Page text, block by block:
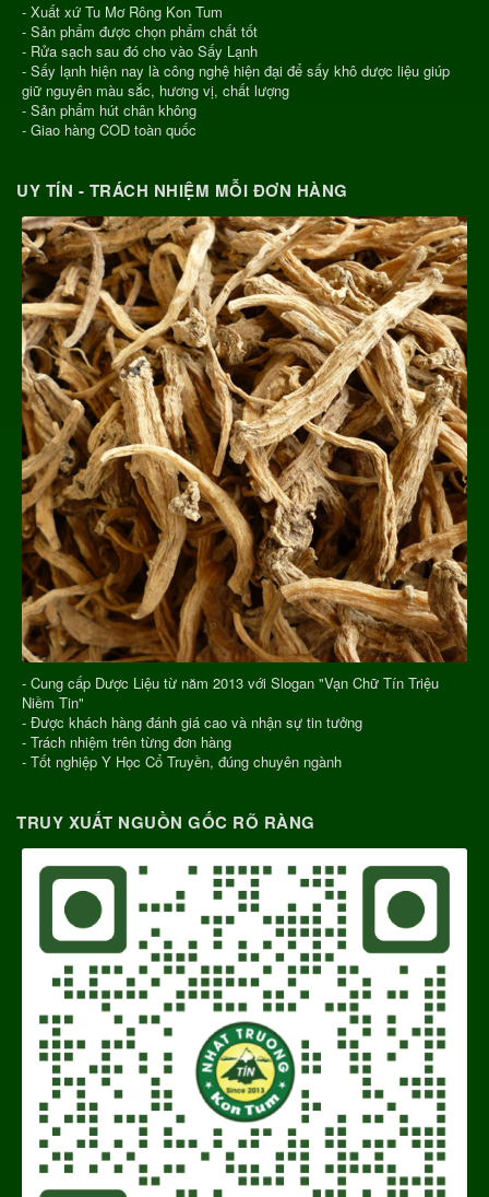
- Xuất xứ Tu Mơ Rông Kon Tum
- Sản phẩm được chọn phẩm chất tốt
- Rửa sạch sau đó cho vào Sấy Lạnh
- Sấy lạnh hiện nay là công nghệ hiện đại để sấy khô dược liệu giúp
giữ nguyên màu sắc, hương vị, chất lượng
- Sản phẩm hút chân không
- Giao hàng COD toàn quốc
UY TÍN - TRÁCH NHIỆM MỖI ĐƠN HÀNG
- Cung cấp Dược Liệu từ năm 2013 với Slogan "Vạn Chữ Tín Triệu
Niềm Tin"
- Được khách hàng đánh giá cao và nhận sự tin tưởng
- Trách nhiệm trên từng đơn hàng
- Tốt nghiệp Y Học Cổ Truyền, đúng chuyên ngành
TRUY XUẤT NGUỒN GỐC RÕ RÀNG